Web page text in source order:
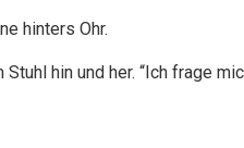
hinters Ohr.
hin und her. “Ich frage